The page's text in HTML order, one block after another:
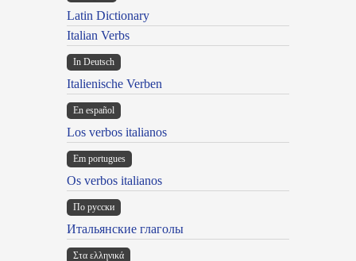
Latin Dictionary
Italian Verbs
In Deutsch
Italienische Verben
En español
Los verbos italianos
Em portugues
Os verbos italianos
По русски
Итальянские глаголы
Στα ελληνικά